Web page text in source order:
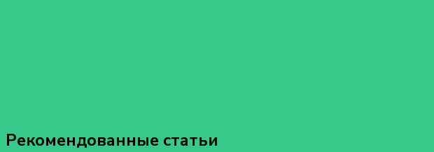
Рекомендованные статьи